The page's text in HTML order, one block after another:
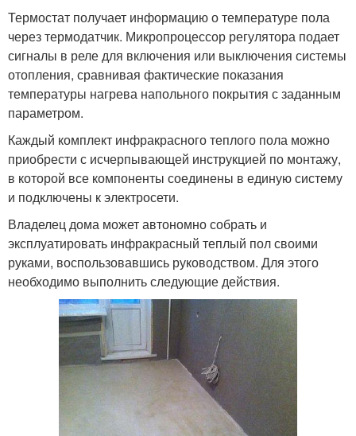
Термостат получает информацию о температуре пола
через термодатчик. Микропроцессор регулятора подает
сигналы в реле для включения или выключения системы
отопления, сравнивая фактические показания
температуры нагрева напольного покрытия с заданным
параметром.
Каждый комплект инфракрасного теплого пола можно
приобрести с исчерпывающей инструкцией по монтажу,
в которой все компоненты соединены в единую систему
и подключены к электросети.
Владелец дома может автономно собрать и
эксплуатировать инфракрасный теплый пол своими
руками, воспользовавшись руководством. Для этого
необходимо выполнить следующие действия.